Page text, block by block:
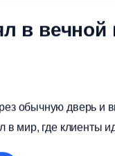
в вечной
обычную дверь и
в мир, где клиенты